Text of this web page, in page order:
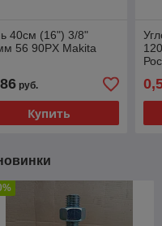
40см (16") 3/8"
56 90PX Makita
руб.
Купить